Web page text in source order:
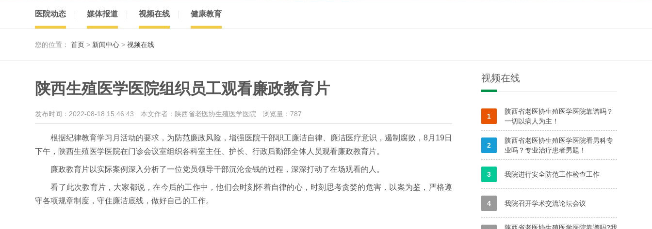
医院动态 媒体报道 视频在线 健康教育
您的位置： 首页 > 新闻中心 > 视频在线
陕西生殖医学医院组织员工观看廉政教育片
发布时间：2022-08-18 15:46:43 本文作者：陕西省老医协生殖医学医院 浏览量： 787
根据纪律教育学习月活动的要求，为防范廉政风险，增强医院干部职工廉洁自律、廉洁医疗意识，遏制腐败，8月19日
下午，陕西生殖医学医院在门诊会议室组织各科室主任、护长、行政后勤部全体人员观看廉政教育片。
廉政教育片以实际案例深入分析了一位党员领导干部沉沦金钱的过程，深深打动了在场观看的人。
看了此次教育片，大家都说，在今后的工作中，他们会时刻怀着自律的心，时刻思考贪婪的危害，以案为鉴，严格遵
守各项规章制度，守住廉洁底线，做好自己的工作。
视频在线
1
陕西省老医协生殖医学医院靠谱吗？
一切以病人为主！
2
陕西省老医协生殖医学医院看男科专
业吗？专业治疗患者男题！
3 我院进行安全防范工作检查工作
4 我院召开学术交流论坛会议